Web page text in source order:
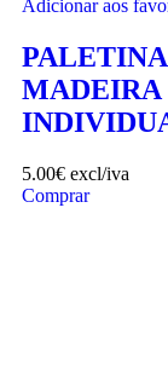
Adicionar aos
MADEIRA
5.00€ excl/iva
Comprar